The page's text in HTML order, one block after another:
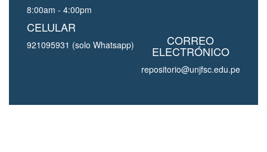
8:00am - 4:00pm
CELULAR
921095931 (solo Whatsapp) CORREO
ELECTRÓNICO
repositorio@unjfsc.edu.pe